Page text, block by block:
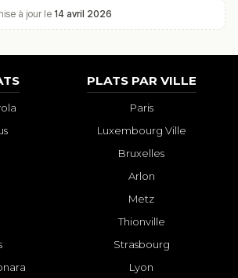
à jour le 14 avril 2026
PLATS PAR VILLE
Paris
Luxembourg Ville
Bruxelles
Arlon
Metz
Thionville
Strasbourg
Lyon